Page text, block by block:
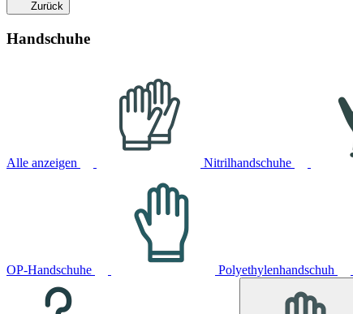
Zurück
Handschuhe
Alle anzeigen Nitrilhandschuhe
OP-Handschuhe Polyethylenhandschuh